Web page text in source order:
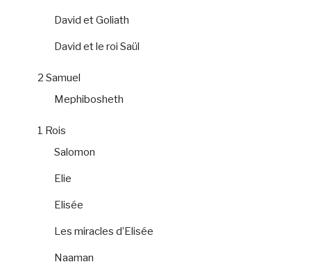
David et Goliath
David et le roi Saül
2 Samuel
Mephibosheth
1 Rois
Salomon
Elie
Elisée
Les miracles d’Elisée
Naaman